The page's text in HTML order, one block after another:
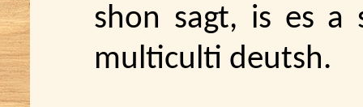
shon sagt, is es a
multiculti deutsh.